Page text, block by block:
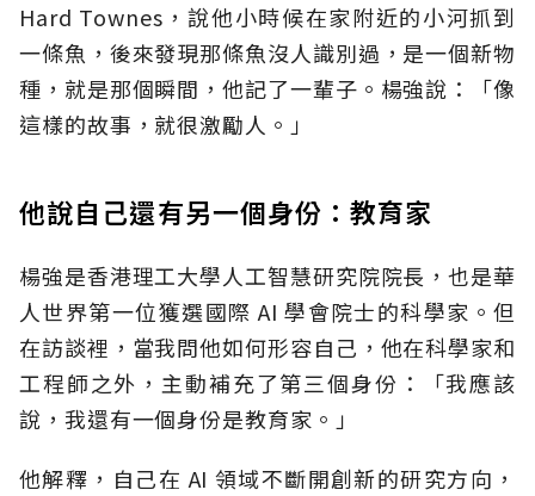
Hard Townes ，說他小時候在家附近的小河抓到
一條魚，後來發現那條魚沒人識別過，是一個新物
種，就是那個瞬間，他記了一輩子。楊強說：「像
這樣的故事，就很激勵人。」
他說自己還有另一個身份：教育家
楊強是香港理工大學人工智慧研究院院長，也是華
人世界第一位獲選國際 AI學會院士的科學家。但
在訪談裡，當我問他如何形容自己，他在科學家和
工程師之外，主動補充了第三個身份：「我應該
說，我還有一個身份是教育家。」
他解釋，自己在 AI 領域不斷開創新的研究方向，